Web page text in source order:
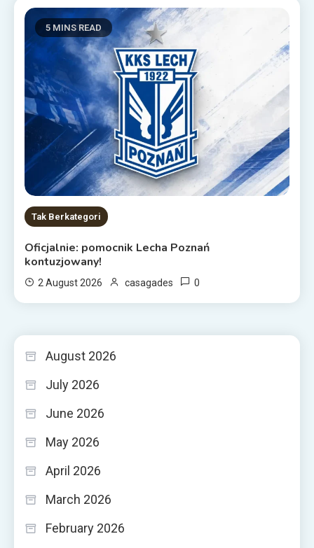
5 MINS READ
Tak Berkategori
Oficjalnie: pomocnik Lecha Poznań
kontuzjowany!
2 August 2026 casagades 0
August 2026
July 2026
June 2026
May 2026
April 2026
March 2026
February 2026